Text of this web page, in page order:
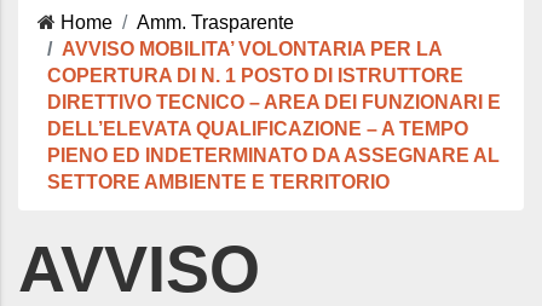
Home
Amm. Trasparente
AVVISO MOBILITA’ VOLONTARIA PER LA
COPERTURA DI N. 1 POSTO DI ISTRUTTORE
DIRETTIVO TECNICO – AREA DEI FUNZIONARI E
DELL’ELEVATA QUALIFICAZIONE – A TEMPO
PIENO ED INDETERMINATO DA ASSEGNARE AL
SETTORE AMBIENTE E TERRITORIO
AVVISO